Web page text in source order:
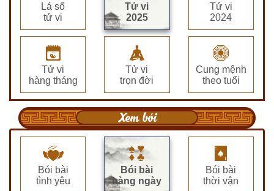
Lá số
tử vi
Tử vi
2025
Tử vi
2024
Tử vi
hàng tháng
Tử vi
trọn đời
Cung mệnh
theo tuổi
Xem bói
Bói bài
tình yêu
Bói bài
hàng ngày
Bói bài
thời vận